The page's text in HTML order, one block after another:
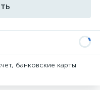
банковские карты